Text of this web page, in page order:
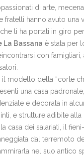
di arte,
fratelli hanno avuto una
li ha portati in giro per
La Bassana è stata per
con famigliari,
il modello della “corte
una casa
e decorata in
e strutture adibite
casa dei salariati, il
dal terremoto
nel suo antico